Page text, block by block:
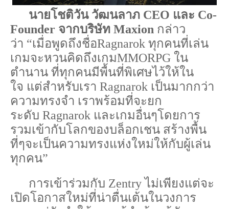
นายโชติวัน วัฒนลาภ CEO และ Co-
Founder จากบริษัท Maxion กล่าว
ว่า “เมื่อพูดถึงชื่อRagnarok ทุกคนที่เล่น
เกมจะหวนคิดถึงเกมMMORPG ใน
ตำนาน ที่ทุกคนมีพื้นที่พิเศษไว้ให้ใน
ใจ แต่สำหรับเรา Ragnarok เป็นมากกว่า
ความทรงจำ เราพร้อมที่จะยก
ระดับ Ragnarok และเกมอื่นๆโดยการ
รวมเข้ากับโลกของบล็อกเชน สร้างพื้น
ที่ๆจะเป็นความทรงแห่งใหม่ให้กับผู้เล่น
ทุกคน”
การเข้าร่วมกับ Zentry ไม่เพียงแต่จะ
เปิดโอกาสใหม่ที่น่าตื่นเต้นในวงการ